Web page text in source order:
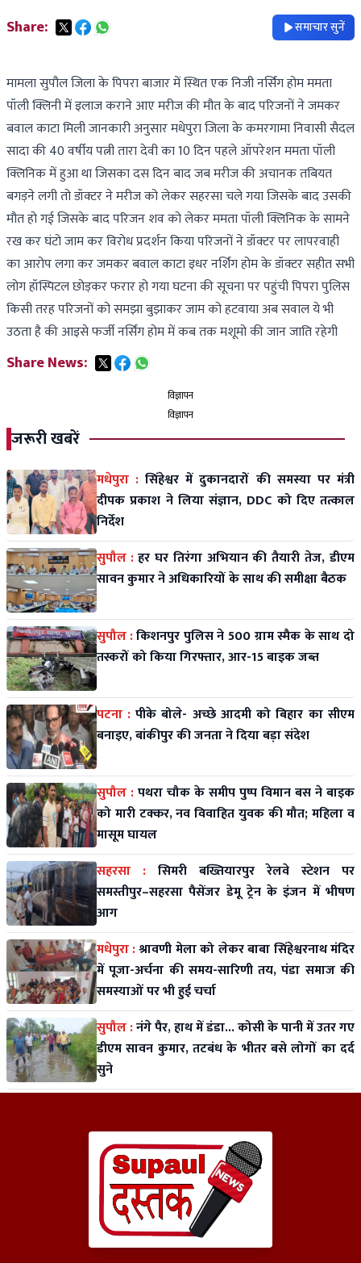
Share: समाचार सुनें
मामला सुपौल जिला के पिपरा बाजार में स्थित एक निजी नर्सिंग होम ममता
पॉली क्लिनी में इलाज कराने आए मरीज की मौत के बाद परिजनों ने जमकर
बवाल काटा मिली जानकारी अनुसार मधेपुरा जिला के कमरगामा निवासी सैदल
सादा की 40 वर्षीय पत्नी तारा देवी का 10 दिन पहले ऑपरेशन ममता पॉली
क्लिनिक में हुआ था जिसका दस दिन बाद जब मरीज की अचानक तबियत
बगड़ने लगी तो डॉक्टर ने मरीज को लेकर सहरसा चले गया जिसके बाद उसकी
मौत हो गई जिसके बाद परिजन शव को लेकर ममता पॉली क्लिनिक के सामने
रख कर घंटो जाम कर विरोध प्रदर्शन किया परिजनों ने डॉक्टर पर लापरवाही
का आरोप लगा कर जमकर बवाल काटा इधर नर्शिंग होम के डॉक्टर सहीत सभी
लोग हॉस्पिटल छोड़कर फरार हो गया घटना की सूचना पर पहुंची पिपरा पुलिस
किसी तरह परिजनों को समझा बुझाकर जाम को हटवाया अब सवाल ये भी
उठता है की आइसे फर्जी नर्सिंग होम में कब तक मशूमो की जान जाति रहेगी
Share News:
विज्ञापन
विज्ञापन
जरूरी खबरें
मधेपुरा : सिंहेश्वर में दुकानदारों की समस्या पर मंत्री
दीपक प्रकाश ने लिया संज्ञान, DDC को दिए तत्काल
निर्देश
सुपौल :हर घर तिरंगा अभियान की तैयारी तेज, डीएम
सावन कुमार ने अधिकारियों के साथ की समीक्षा बैठक
सुपौल :किशनपुर पुलिस ने 500 ग्राम स्मैक के साथ दो
तस्करों को किया गिरफ्तार, आर-15 बाइक जब्त
पटना : पीके बोले- अच्छे आदमी को बिहार का सीएम
बनाइए, बांकीपुर की जनता ने दिया बड़ा संदेश
सुपौल :पथरा चौक के समीप पुष्प विमान बस ने बाइक
को मारी टक्कर, नव विवाहित युवक की मौत; महिला व
मासूम घायल
सहरसा : सिमरी बख्तियारपुर रेलवे स्टेशन पर
समस्तीपुर–सहरसा पैसेंजर डेमू ट्रेन के इंजन में भीषण
आग
मधेपुरा :श्रावणी मेला को लेकर बाबा सिंहेश्वरनाथ मंदिर
में पूजा-अर्चना की समय-सारिणी तय, पंडा समाज की
समस्याओं पर भी हुई चर्चा
सुपौल :नंगे पैर, हाथ में डंडा... कोसी के पानी में उतर गए
डीएम सावन कुमार, तटबंध के भीतर बसे लोगों का दर्द
सुने